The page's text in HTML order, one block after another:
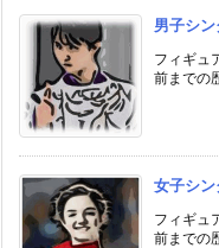
男子シ
フィギュ
前までの
女子シ
フィギュ
前までの